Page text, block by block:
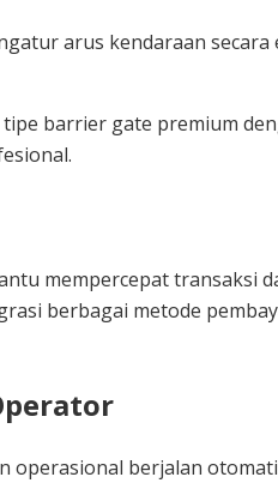
arus kendaraan secara
barrier gate premium
mempercepat transaksi
berbagai metode
operasional berjalan